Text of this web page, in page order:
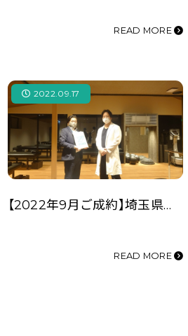
READ MORE
2022.09.17
【2022年9月ご成約】埼玉県ふじみ野市の事業用不動産（駐車場用地）をご購入のＦクリニック様
READ MORE